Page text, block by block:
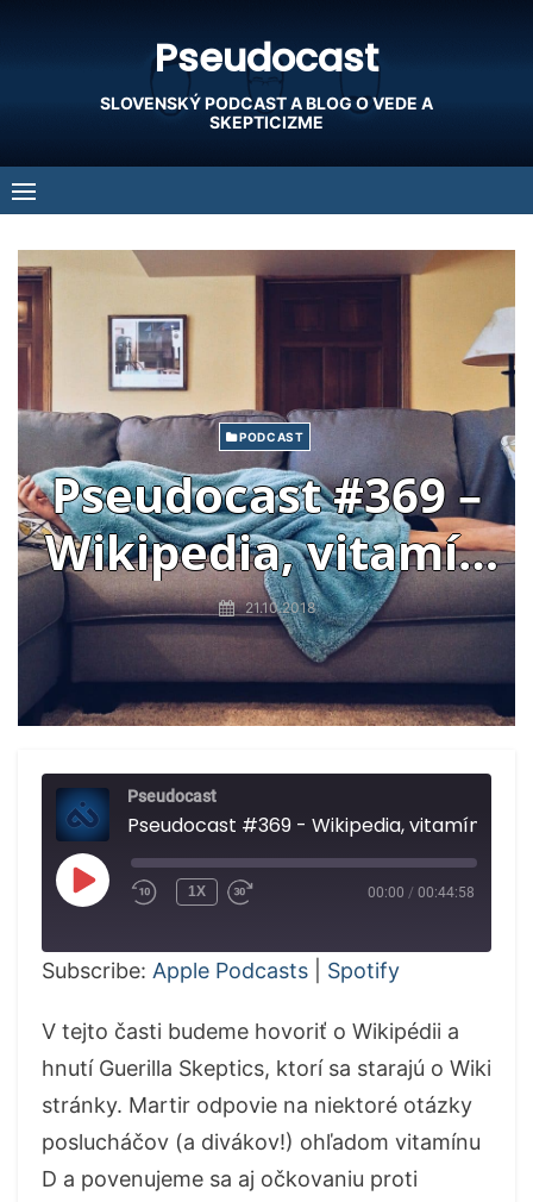
Pseudocast
SLOVENSKÝ PODCAST A BLOG O VEDE A
SKEPTICIZME
PODCAST
Pseudocast #369 –
Wikipedia, vitamín
D, očkovanie proti
chrípke
21.10.2018
Pseudocast
PLAY
EPISODE
1X 00:00 / 00:44:58
Subscribe: Apple Podcasts Spotify
V tejto časti budeme hovoriť o Wikipédii a
hnutí Guerilla Skeptics, ktorí sa starajú o Wiki
stránky. Martir odpovie na niektoré otázky
poslucháčov (a divákov!) ohľadom vitamínu
D a povenujeme sa aj očkovaniu proti